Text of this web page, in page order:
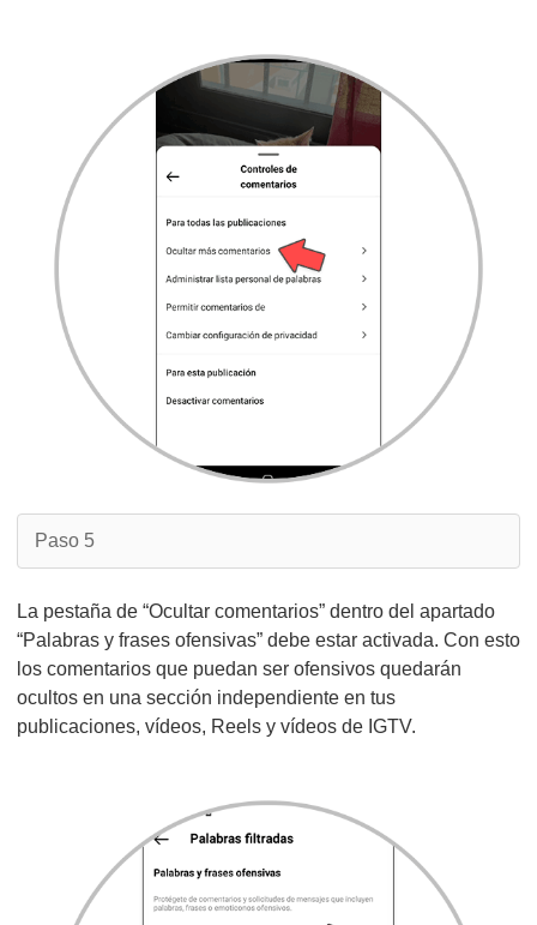
Paso 5
La pestaña de “Ocultar comentarios” dentro del apartado
“Palabras y frases ofensivas” debe estar activada. Con esto
los comentarios que puedan ser ofensivos quedarán
ocultos en una sección independiente en tus
publicaciones, vídeos, Reels y vídeos de IGTV.